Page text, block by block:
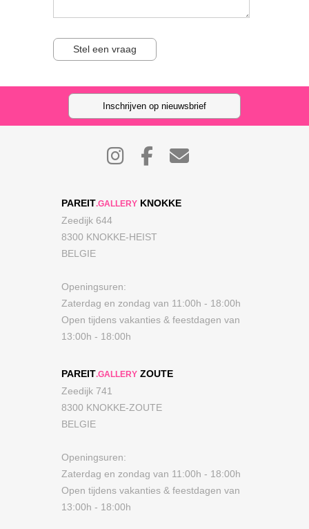
Stel een vraag
Inschrijven op nieuwsbrief
PAREIT.GALLERY KNOKKE
Zeedijk 644
8300 KNOKKE-HEIST
BELGIE
Openingsuren:
Zaterdag en zondag van 11:00h - 18:00h
Open tijdens vakanties & feestdagen van
13:00h - 18:00h
PAREIT.GALLERY ZOUTE
Zeedijk 741
8300 KNOKKE-ZOUTE
BELGIE
Openingsuren:
Zaterdag en zondag van 11:00h - 18:00h
Open tijdens vakanties & feestdagen van
13:00h - 18:00h